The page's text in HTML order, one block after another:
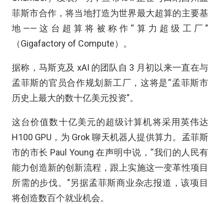
菲斯市合作，将当地打造为世界最大超算的主要基
地——这台超算将被称作“算力超级工厂”
（Gigafactory of Compute）。
据称，马斯克及 xAI 的团队自 3 月初以来一直在与
孟菲斯的官员合作规划新工厂，这将是“孟菲斯市
历史上最大的数十亿美元投资”。
这台价值数十亿美元的超级计算机将采用英伟达
H100 GPU，为 Grok 聊天机器人提供算力。孟菲斯
市的市长 Paul Young 在声明中说，“我们的人民有
能力创造新的创新流程，跟上实施这一变革性项目
所需的步伐。”另据孟菲斯商业杂志报道，该项目
将创造数百个就业机会。